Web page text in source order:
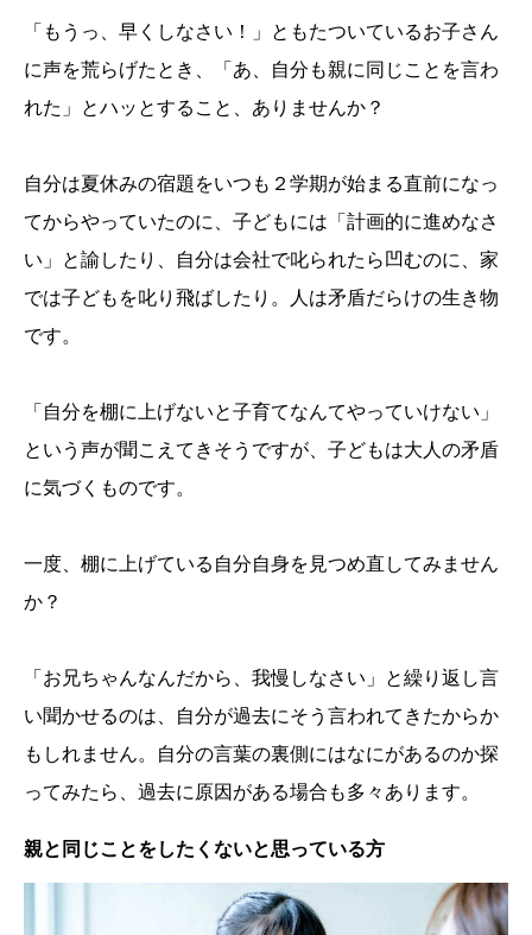
「もうっ、早くしなさい！」ともたついているお子さん
に声を荒らげたとき、「あ、自分も親に同じことを言わ
れた」とハッとすること、ありませんか？
自分は夏休みの宿題をいつも２学期が始まる直前になっ
てからやっていたのに、子どもには「計画的に進めなさ
い」と諭したり、自分は会社で叱られたら凹むのに、家
では子どもを叱り飛ばしたり。人は矛盾だらけの生き物
です。
「自分を棚に上げないと子育てなんてやっていけない」
という声が聞こえてきそうですが、子どもは大人の矛盾
に気づくものです。
一度、棚に上げている自分自身を見つめ直してみません
か？
「お兄ちゃんなんだから、我慢しなさい」と繰り返し言
い聞かせるのは、自分が過去にそう言われてきたからか
もしれません。自分の言葉の裏側にはなにがあるのか探
ってみたら、過去に原因がある場合も多々あります。
親と同じことをしたくないと思っている方